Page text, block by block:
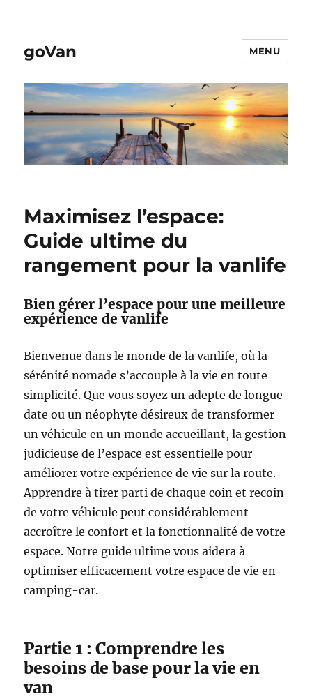
goVan MENU
Maximisez l’espace:
Guide ultime du
rangement pour la vanlife
Bien gérer l’espace pour une meilleure
expérience de vanlife
Bienvenue dans le monde de la vanlife, où la
sérénité nomade s’accouple à la vie en toute
simplicité. Que vous soyez un adepte de longue
date ou un néophyte désireux de transformer
un véhicule en un monde accueillant, la gestion
judicieuse de l’espace est essentielle pour
améliorer votre expérience de vie sur la route.
Apprendre à tirer parti de chaque coin et recoin
de votre véhicule peut considérablement
accroître le confort et la fonctionnalité de votre
espace. Notre guide ultime vous aidera à
optimiser efficacement votre espace de vie en
camping-car.
Partie 1 : Comprendre les
besoins de base pour la vie en
van